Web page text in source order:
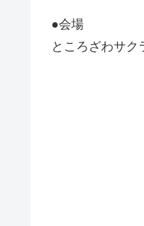
●会場
ところざわサク